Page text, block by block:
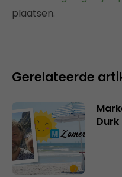
plaatsen.
Gerelateerde